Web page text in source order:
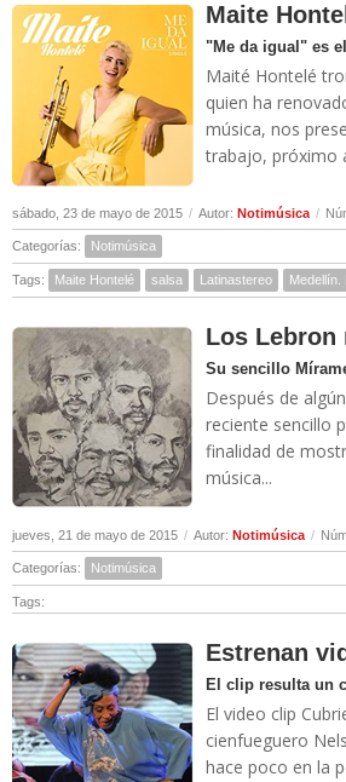
Maite
"Me da igual" es
Maité Hontelé
quien ha
música, nos
trabajo, próximo
sábado, 23 de mayo de 2015 / Autor: Notimúsica /
Categorías: Notimúsica
Tags: Maite Hontelé salsa Latinastereo Medellín.
Los Lebron
Su sencillo
Después de
reciente sencillo
finalidad de
música...
jueves, 21 de mayo de 2015 / Autor: Notimúsica /
Categorías: Notimúsica
Tags:
Estrenan
El clip resulta un
El video clip
cienfueguero
hace poco en la